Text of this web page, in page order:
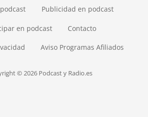
Publicidad en podcast
en podcast Contacto
Aviso Programas Afiliados
© 2026 Podcast y Radio.es